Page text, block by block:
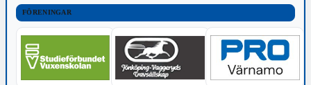
FÖRENINGAR